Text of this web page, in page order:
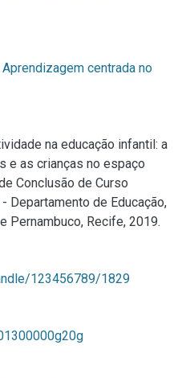
Aprendizagem centrada no
na educação infantil: a
e as crianças no espaço
Conclusão de Curso
Departamento de Educação,
Pernambuco, Recife, 2019.
123456789/1829